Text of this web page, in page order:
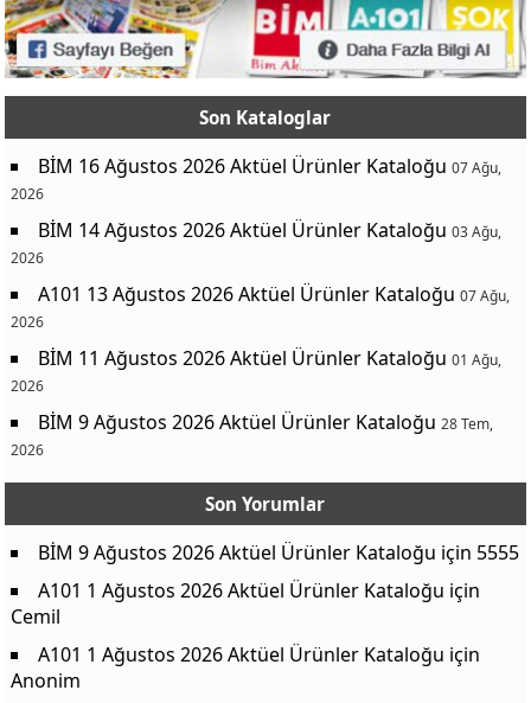
Son Kataloglar
BİM 16 Ağustos 2026 Aktüel Ürünler Kataloğu 07 Ağu,
2026
BİM 14 Ağustos 2026 Aktüel Ürünler Kataloğu 03 Ağu,
2026
A101 13 Ağustos 2026 Aktüel Ürünler Kataloğu 07 Ağu,
2026
BİM 11 Ağustos 2026 Aktüel Ürünler Kataloğu 01 Ağu,
2026
BİM 9 Ağustos 2026 Aktüel Ürünler Kataloğu 28 Tem,
2026
Son Yorumlar
BİM 9 Ağustos 2026 Aktüel Ürünler Kataloğu için 5555
A101 1 Ağustos 2026 Aktüel Ürünler Kataloğu için
Cemil
A101 1 Ağustos 2026 Aktüel Ürünler Kataloğu için
Anonim